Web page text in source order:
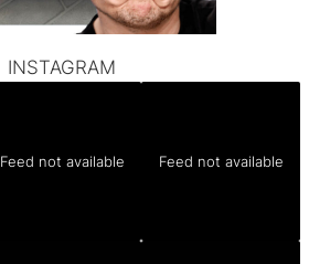
INSTAGRAM
Feed not available Feed not available